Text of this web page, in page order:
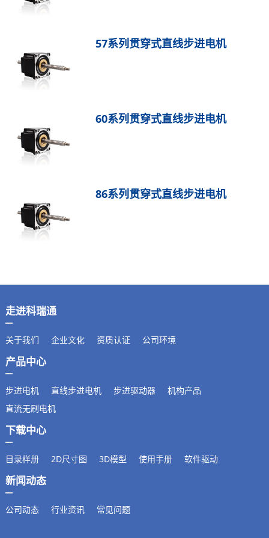
57系列贯穿式直线步进电机
60系列贯穿式直线步进电机
86系列贯穿式直线步进电机
走进科瑞通
关于我们 企业文化 资质认证 公司环境
产品中心
步进电机 直线步进电机 步进驱动器
机构产品
直流无刷电机
下载中心
目录样册 2D尺寸图 3D模型 使用手册 软件驱动
新闻动态
公司动态 行业资讯 常见问题